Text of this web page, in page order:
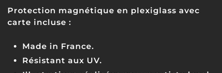
Protection magnétique en plexiglass avec
carte incluse :
Made in France.
Résistant aux UV.